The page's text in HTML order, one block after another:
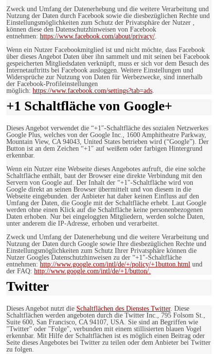
Zweck und Umfang der Datenerhebung und die weitere Verarbeitung und
Nutzung der Daten durch Facebook sowie die diesbezüglichen Rechte und
Einstellungsmöglichkeiten zum Schutz der Privatsphäre der Nutzer ,
können diese den Datenschutzhinweisen von Facebook
entnehmen: https://www.facebook.com/about/privacy/.
Wenn ein Nutzer Facebookmitglied ist und nicht möchte, dass Facebook
über dieses Angebot Daten über ihn sammelt und mit seinen bei Facebook
gespeicherten Mitgliedsdaten verknüpft, muss er sich vor dem Besuch des
Internetauftritts bei Facebook ausloggen. Weitere Einstellungen und
Widersprüche zur Nutzung von Daten für Werbezwecke, sind innerhalb
der Facebook-Profileinstellungen
möglich: https://www.facebook.com/settings?tab=ads.
+1 Schaltfläche von Google+
Dieses Angebot verwendet die “+1″-Schaltfläche des sozialen Netzwerkes
Google Plus, welches von der Google Inc., 1600 Amphitheatre Parkway,
Mountain View, CA 94043, United States betrieben wird (“Google”). Der
Button ist an dem Zeichen “+1″ auf weißem oder farbigen Hintergrund
erkennbar.
Wenn ein Nutzer eine Webseite dieses Angebotes aufruft, die eine solche
Schaltfläche enthält, baut der Browser eine direkte Verbindung mit den
Servern von Google auf. Der Inhalt der “+1″-Schaltfläche wird von
Google direkt an seinen Browser übermittelt und von diesem in die
Webseite eingebunden. der Anbieter hat daher keinen Einfluss auf den
Umfang der Daten, die Google mit der Schaltfläche erhebt. Laut Google
werden ohne einen Klick auf die Schaltfläche keine personenbezogenen
Daten erhoben. Nur bei eingeloggten Mitgliedern, werden solche Daten,
unter anderem die IP-Adresse, erhoben und verarbeitet.
Zweck und Umfang der Datenerhebung und die weitere Verarbeitung und
Nutzung der Daten durch Google sowie Ihre diesbezüglichen Rechte und
Einstellungsmöglichkeiten zum Schutz Ihrer Privatsphäre können die
Nutzer Googles Datenschutzhinweisen zu der “+1″-Schaltfläche
entnehmen: http://www.google.com/intl/de/+/policy/+1button.html und
der FAQ: http://www.google.com/intl/de/+1/button/.
Twitter
Dieses Angebot nutzt die Schaltflächen des Dienstes Twitter. Diese
Schaltflächen werden angeboten durch die Twitter Inc., 795 Folsom St.,
Suite 600, San Francisco, CA 94107, USA. Sie sind an Begriffen wie
"Twitter" oder "Folge", verbunden mit einem stillisierten blauen Vogel
erkennbar. Mit Hilfe der Schaltflächen ist es möglich einen Beitrag oder
Seite dieses Angebotes bei Twitter zu teilen oder dem Anbieter bei Twitter
zu folgen.